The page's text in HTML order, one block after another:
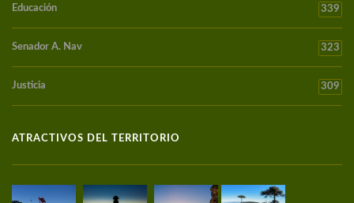
Educación 339
Senador A. Nav 323
Justicia 309
ATRACTIVOS DEL TERRITORIO